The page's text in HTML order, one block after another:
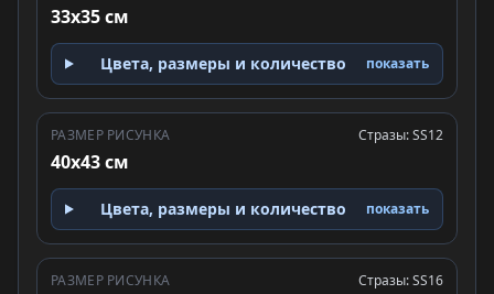
33x35 см
Цвета, размеры и количество показать
РАЗМЕР РИСУНКА
40x43 см
Стразы: SS12
Цвета, размеры и количество показать
РАЗМЕР РИСУНКА Стразы: SS16